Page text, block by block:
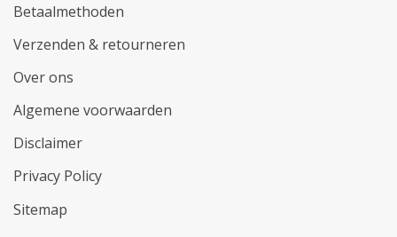
Betaalmethoden
Verzenden & retourneren
Over ons
Algemene voorwaarden
Disclaimer
Privacy Policy
Sitemap